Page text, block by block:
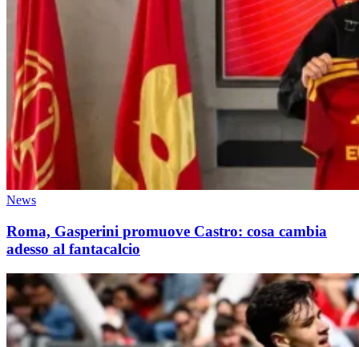
News
Roma, Gasperini promuove Castro: cosa cambia
adesso al fantacalcio